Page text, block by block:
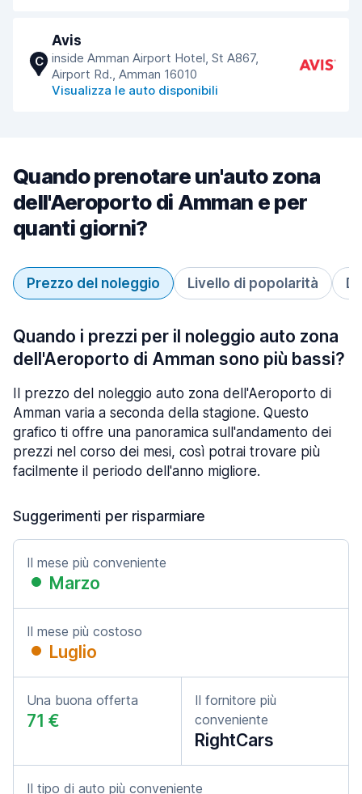
C
Avis
inside Amman Airport Hotel, St A867,
Airport Rd., Amman 16010
Visualizza le auto disponibili
Quando prenotare un'auto zona
dell'Aeroporto di Amman e per
quanti giorni?
Prezzo del noleggio Livello di popolarità
Quando i prezzi per il noleggio auto zona
dell'Aeroporto di Amman sono più bassi?
Il prezzo del noleggio auto zona dell'Aeroporto di
Amman varia a seconda della stagione. Questo
grafico ti offre una panoramica sull'andamento dei
prezzi nel corso dei mesi, così potrai trovare più
facilmente il periodo dell'anno migliore.
Suggerimenti per risparmiare
Il mese più conveniente
Marzo
Il mese più costoso
Luglio
Una buona offerta
71 €
Il fornitore più
conveniente
RightCars
Il tipo di auto più conveniente